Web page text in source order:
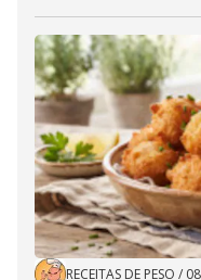
RECEITAS DE PESO /